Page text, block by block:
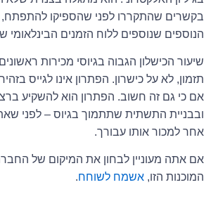
בקשרים שהתקררו לפני שהספיקו להתפתח,
הנוספים שנוספים ללוח הזמנים הבינלאומי
שיעור הכישלון הגבוה בגיוסי מכירות
תזמון, לא על כישרון. הפתרון אינו לגייס
אם כי גם זה חשוב. הפתרון הוא להשקיע
ובבניית התשתית שתתמוך בגיוס – לפני
אחר למכור אותו עבורך.
אם אתה מעוניין לבחון את המיקום של
המוכנות הזו, אשמח לשוחח.